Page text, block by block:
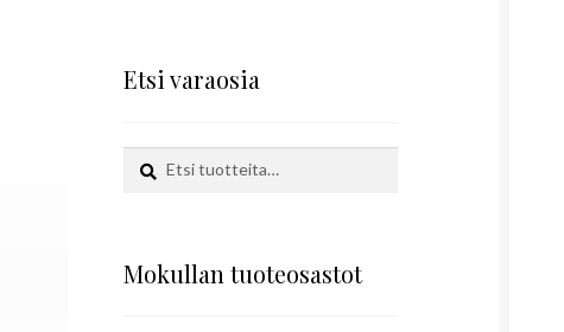
Etsi varaosia
Etsi:
Haku
Mokullan tuoteosastot